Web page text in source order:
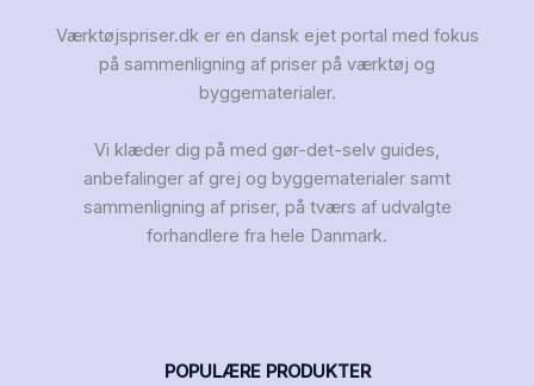
Værktøjspriser.dk er en dansk ejet portal med fokus
på sammenligning af priser på værktøj og
byggematerialer.
Vi klæder dig på med gør-det-selv guides,
anbefalinger af grej og byggematerialer samt
sammenligning af priser, på tværs af udvalgte
forhandlere fra hele Danmark.
POPULÆRE PRODUKTER